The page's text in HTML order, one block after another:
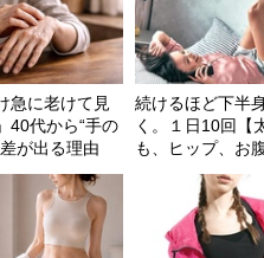
急に老けて見
40代から“手の
が出る理由
続けるほど下半
く。１日10回【
も、ヒップ、お腹